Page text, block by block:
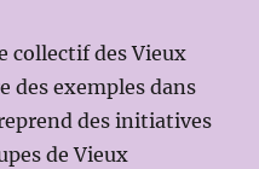
collectif des Vieux
des exemples dans
des initiatives
de Vieux